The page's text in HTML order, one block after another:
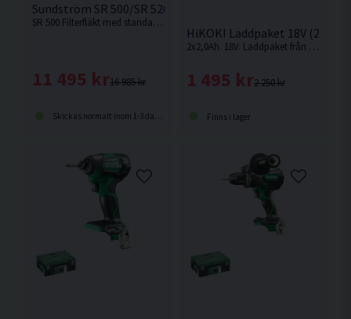
Sundström SR 500/SR 520 Fläktpaket
SR 500 Filterfläkt med standardbatteri. Låg vikt och anatomisk utformning av fläkt och bälte ger hög komfort.
16 985 kr
11 495 kr
Skickas normalt inom 1-3 dagar
HiKOKI Laddpaket 18V
2x2,0Ah. 18V. Laddpaket från Hikoki med Li-Ion batteri på 2,0Ah för 18V sladdlösa maskiner med slide batterifäste.
2 250 kr
1 495 kr
Finns i lager